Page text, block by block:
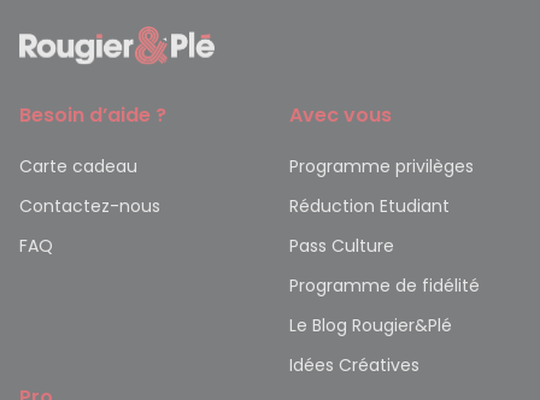
Besoin d’aide ?
Carte cadeau
Contactez-nous
FAQ
Avec vous
Programme privilèges
Réduction Etudiant
Pass Culture
Programme de fidélité
Le Blog Rougier&Plé
Idées Créatives